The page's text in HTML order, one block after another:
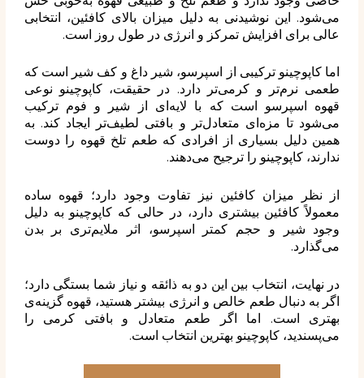
می‌شود. این نوشیدنی به دلیل میزان بالای کافئین، انتخابی
عالی برای افزایش تمرکز و انرژی در طول روز است.
اما کاپوچینو ترکیبی از اسپرسو، شیر داغ و کف شیر است که
طعمی نرم‌تر و کرمی‌تر دارد. در حقیقت، کاپوچینو نوعی
قهوه اسپرسو است که با لایه‌ای از شیر و فوم ترکیب
می‌شود تا مزه‌ای متعادل‌تر و بافتی لطیف‌تر ایجاد کند. به
همین دلیل بسیاری از افرادی که طعم تلخ قهوه را دوست
ندارند، کاپوچینو را ترجیح می‌دهند.
از نظر میزان کافئین نیز تفاوت وجود دارد؛ قهوه ساده
معمولاً کافئین بیشتری دارد، در حالی که کاپوچینو به دلیل
وجود شیر و حجم کمتر اسپرسو، اثر ملایم‌تری بر بدن
می‌گذارد.
در نهایت، انتخاب بین این دو به ذائقه و نیاز شما بستگی دارد؛
اگر به دنبال طعم خالص و انرژی بیشتر هستید، قهوه گزینه‌ی
بهتری است. اما اگر طعم متعادل و بافتی کرمی را
می‌پسندید، کاپوچینو بهترین انتخاب است.